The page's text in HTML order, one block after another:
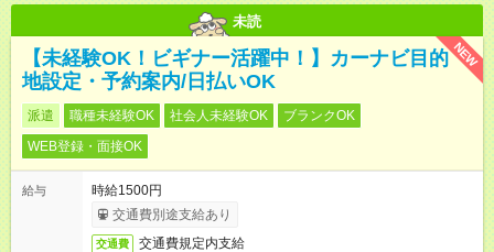
未読
NEW
【未経験OK！ビギナー活躍中！】カーナビ目的
地設定・予約案内/日払いOK
派遣 職種未経験OK 社会人未経験OK
ブランクOK
WEB登録・面接OK
給与
時給1500円
交通費別途支給あり
交通費 交通費規定内支給